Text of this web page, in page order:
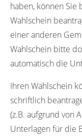
haben, können
Wahlschein
einer anderen
Wahlschein bitte
automatisch die
Ihren Wahlschein
schriftlich
(z.B. aufgrund von
Unterlagen für die